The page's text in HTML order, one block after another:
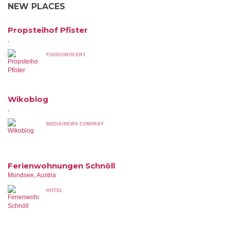
NEW PLACES
Propsteihof Pfister
,
FOOD/GROCERY
Wikoblog
,
MEDIA/NEWS COMPANY
Ferienwohnungen Schnöll
Mondsee, Austria
HOTEL